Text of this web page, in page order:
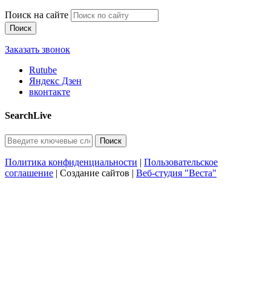
Поиск на сайте
Заказать звонок
Rutube
Яндекс Дзен
вконтакте
SearchLive
Политика конфиденциальности | Пользовательское
соглашение | Создание сайтов | Веб-студия "Веста"